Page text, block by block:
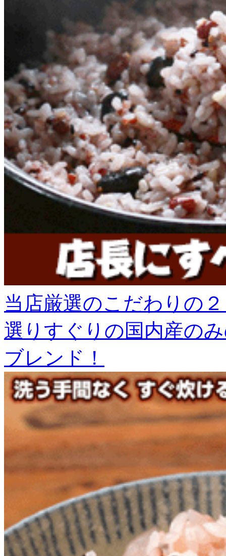
当店厳選のこだわりの
選りすぐりの国内産の
ブレンド！